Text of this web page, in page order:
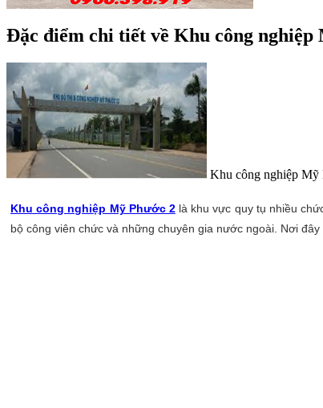
Đặc điểm chi tiết về Khu công nghiệp
Khu công nghiệp Mỹ
Khu công nghiệp Mỹ Phước 2là khu vực quy tụ nhiều
bộ công viên chức và những chuyên gia nước ngoài. Nơi